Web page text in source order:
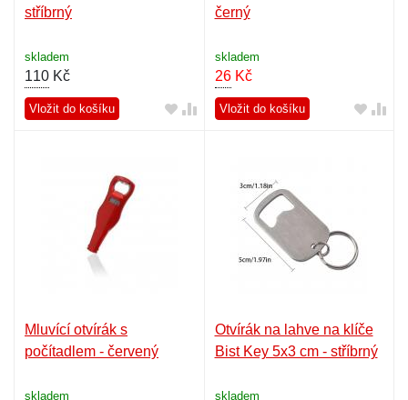
stříbrný
skladem
110 Kč
Vložit do košíku
černý
skladem
26Kč
Vložit do košíku
Mluvící otvírák s
počítadlem - červený
skladem
Otvírák na lahve na klíče
Bist Key 5x3 cm - stříbrný
skladem